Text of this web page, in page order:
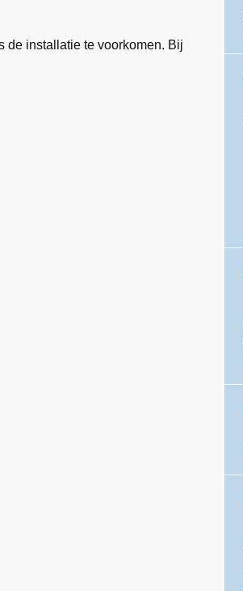
de installatie te voorkomen. Bij